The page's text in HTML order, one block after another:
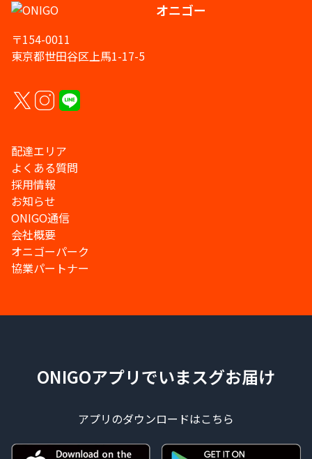
オニゴー
〒154-0011
東京都世田谷区上馬1-17-5
配達エリア
よくある質問
採用情報
お知らせ
ONIGO通信
会社概要
オニゴーパーク
協業パートナー
ONIGOアプリでいまスグお届け
アプリのダウンロードはこちら